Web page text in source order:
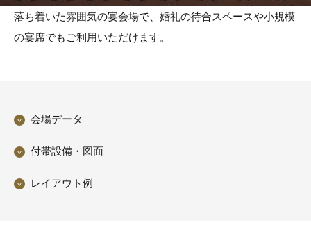
落ち着いた雰囲気の宴会場で、婚礼の待合スペースや小規模
の宴席でもご利用いただけます。
会場データ
付帯設備・図面
レイアウト例